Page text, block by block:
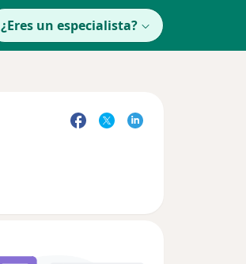
¿Eres un especialista?